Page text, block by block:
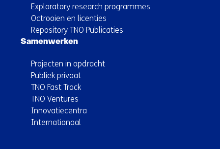
Exploratory research programmes
Octrooien en licenties
Repository TNO Publicaties
Samenwerken
Projecten in opdracht
Publiek privaat
TNO Fast Track
TNO Ventures
Innovatiecentra
Internationaal